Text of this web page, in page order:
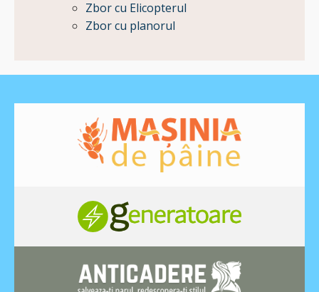
Zbor cu Elicopterul
Zbor cu planorul